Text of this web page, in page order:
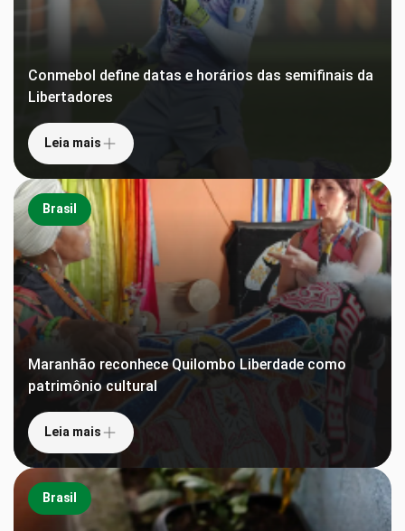
Conmebol define datas e horários das semifinais da
Libertadores
Leia mais
Brasil
Maranhão reconhece Quilombo Liberdade como
patrimônio cultural
Leia mais
Brasil